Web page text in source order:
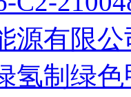
源有限
氢制绿